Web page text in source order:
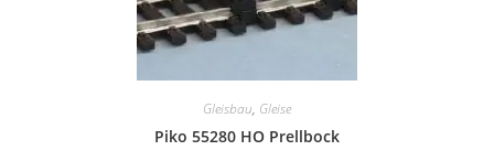
Gleisbau, Gleise
Piko 55280 HO Prellbock